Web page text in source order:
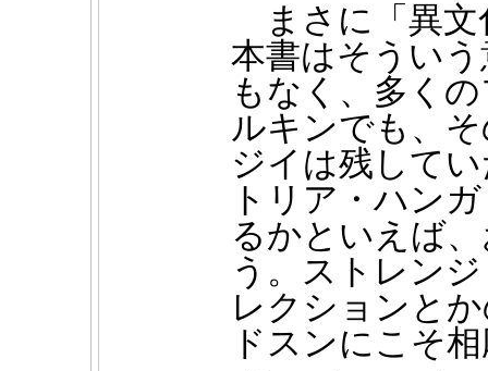
まさに「異
本書はそうい
もなく、多く
ルキンでも、
ジイは残して
トリア・ハン
るかといえば
う。ストレン
レクションと
ドスンにこそ